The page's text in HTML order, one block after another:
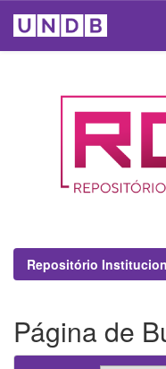
Repositório
Página de